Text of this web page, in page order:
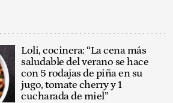
Loli, cocinera: “La cena más
saludable del verano se hace
con 5 rodajas de piña en su
jugo, tomate cherry y 1
cucharada de miel”